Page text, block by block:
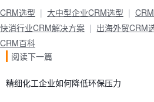
CRM选型
大中型企业CRM选型
快消行业CRM解决方案
出海外贸CRM
CRM百科
阅读下一篇
精细化工企业如何降低环保压力